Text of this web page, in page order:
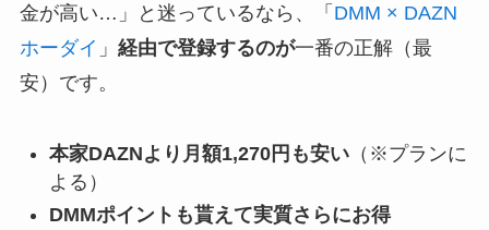
金が高い…」と迷っているなら、「 DMM × DAZN
ホーダイ 」 経由で登録するのが一番の正解（最
安）です。
本家DAZNより月額1,270円も安い（※プランに
よる）
DMMポイントも貰えて実質さらにお得